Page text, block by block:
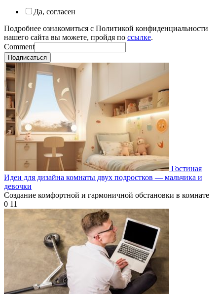
Да, согласен
Подробнее ознакомиться с Политикой конфиденциальности
нашего сайта вы можете, пройдя по ссылке.
Comment
Подписаться
Гостиная
Идеи для дизайна комнаты двух подростков — мальчика и
девочки
Создание комфортной и гармоничной обстановки в комнате
0 11